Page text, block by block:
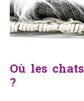
Où les
?